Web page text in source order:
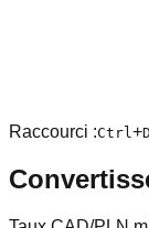
Raccourci :Ctrl+D